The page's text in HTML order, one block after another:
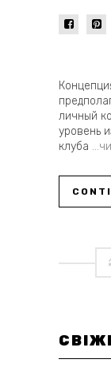
личный
уровень
клуба